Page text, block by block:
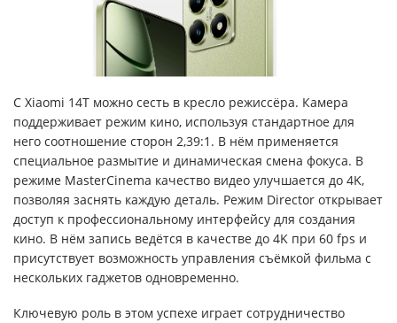
С Xiaomi 14T можно сесть в кресло режиссёра. Камера
поддерживает режим кино, используя стандартное для
него соотношение сторон 2,39:1. В нём применяется
специальное размытие и динамическая смена фокуса. В
режиме MasterCinema качество видео улучшается до 4K,
позволяя заснять каждую деталь. Режим Director открывает
доступ к профессиональному интерфейсу для создания
кино. В нём запись ведётся в качестве до 4K при 60 fps и
присутствует возможность управления съёмкой фильма с
нескольких гаджетов одновременно.
Ключевую роль в этом успехе играет сотрудничество